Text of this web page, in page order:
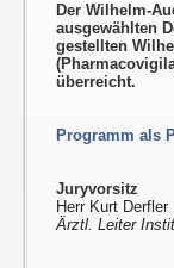
Der Wilhelm-
ausgewählten
gestellten
überreicht.
Programm als
Juryvorsitz
Herr Kurt Derfler
Ärztl. Leiter